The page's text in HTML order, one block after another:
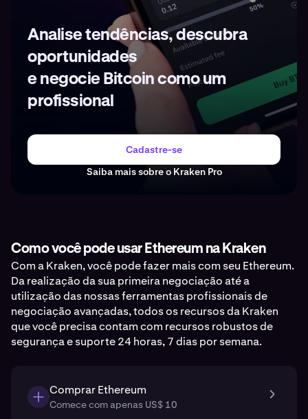
Analise tendências, descubra
oportunidades
e negocie Bitcoin como um
profissional
Cadastre-se
Saiba mais sobre o Kraken Pro
Como você pode usar Ethereum na Kraken
Com a Kraken, você pode fazer mais com seu Ethereum.
Da realização da sua primeira negociação até a
utilização das nossas ferramentas profissionais de
negociação avançadas, todos os recursos da Kraken
que você precisa contam com recursos robustos de
segurança e suporte 24 horas, 7 dias por semana.
Comprar Ethereum
Comece com apenas US$ 10